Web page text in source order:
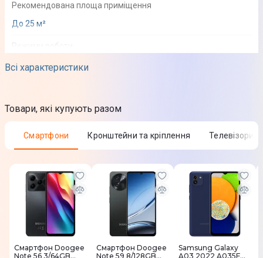
Всі характеристики
Рекомендована площа приміщення
До 25 м²
Охолодження
Нічний
Автоматичний
Осушення
Надтихий: до 20 дБ
Вентилятор
Функції
Таймер
Захист від перепадів напруги
Самоочищення
Самодіагностика
Товари, які купують разом
Смартфони Кронштейни та кріплення Телевізори
Смартфон Doogee
Note 56 3/64GB
Смартфон Doogee
Note 59 8/128GB
Samsung Galaxy
A03 2022 A035F